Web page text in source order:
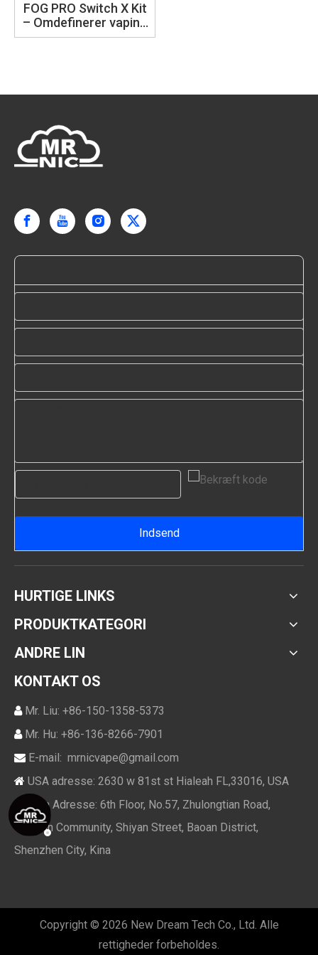
FOG PRO Switch X Kit
– Omdefinerer vaping
med stil, ydeevne og
Indsend
HURTIGE LINKS
PRODUKTKATEGORI
ANDRE LIN
KONTAKT OS
Mr. Liu: +86-150-1358-5373
Mr. Hu: +86-136-8266-7901
 E-mail: mrnicvape@gmail.com
 USA adresse: 2630 w 81st st Hialeah FL,33016, USA
Kina Adresse: 6th Floor, No.57, Zhulongtian Road,
Shuitian Community, Shiyan Street, Baoan District,
Shenzhen City, Kina
Copyright © 2026 New Dream Tech Co., Ltd. Alle
rettigheder forbeholdes.